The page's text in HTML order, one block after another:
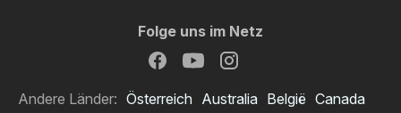
Folge uns im Netz
Andere Länder: Österreich Australia België Canada